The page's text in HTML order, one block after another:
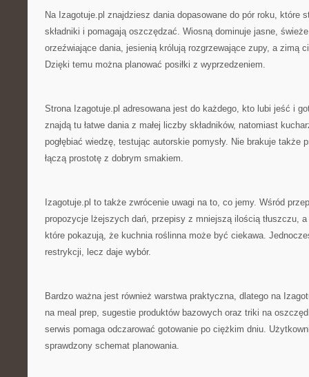
Na Izagotuje.pl znajdziesz dania dopasowane do pór roku, które
składniki i pomagają oszczędzać. Wiosną dominuje jasne,
orzeźwiające dania, jesienią królują rozgrzewające zupy, a zimą
Dzięki temu można planować posiłki z wyprzedzeniem.
Strona Izagotuje.pl adresowana jest do każdego, kto lubi jeść i
znajdą tu łatwe dania z małej liczby składników, natomiast
pogłębiać wiedzę, testując autorskie pomysły. Nie brakuje także
łączą prostotę z dobrym smakiem.
Izagotuje.pl to także zwrócenie uwagi na to, co jemy. Wśród
propozycje lżejszych dań, przepisy z mniejszą ilością tłuszczu,
które pokazują, że kuchnia roślinna może być ciekawa.
restrykcji, lecz daje wybór.
Bardzo ważna jest również warstwa praktyczna, dlatego na
na meal prep, sugestie produktów bazowych oraz triki na
serwis pomaga odczarować gotowanie po ciężkim dniu.
sprawdzony schemat planowania.